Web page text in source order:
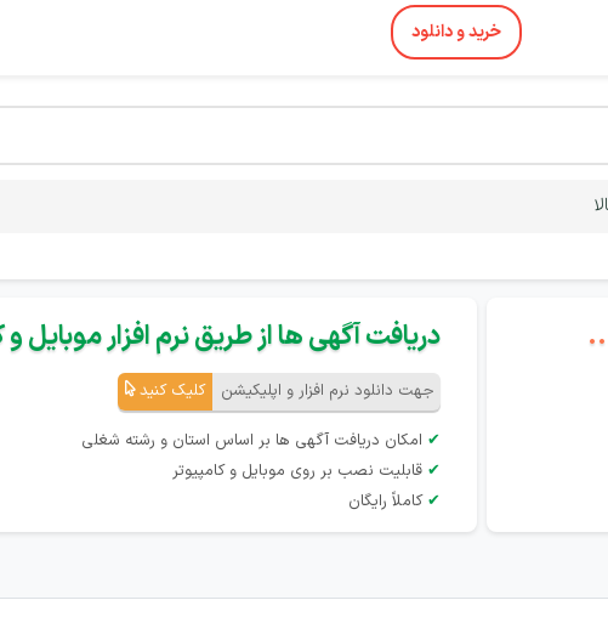
خرید و دانلود
دریافت آگهی ها از طریق نرم افزار موبایل
جهت دانلود نرم افزار و اپلیکیشن کلیک کنید
✔ امکان دریافت آگهی ها بر اساس استان و رشته شغلی
✔ قابلیت نصب بر روی موبایل و کامپیوتر
✔ کاملاً رایگان